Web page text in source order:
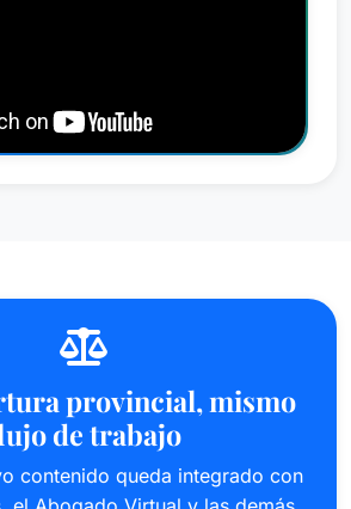
provincial, mismo
de trabajo
contenido queda integrado con